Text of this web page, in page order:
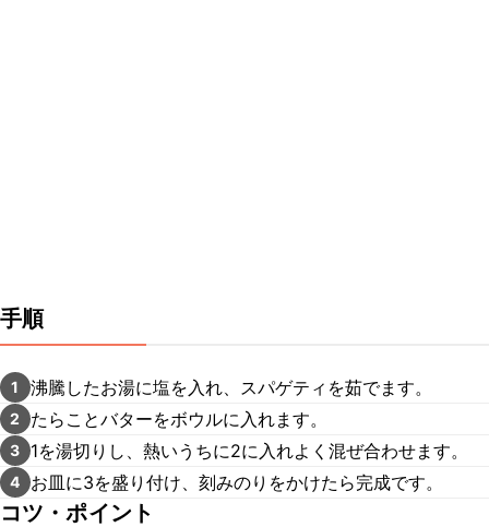
手順
1 沸騰したお湯に塩を入れ、スパゲティを茹でます。
2 たらことバターをボウルに入れます。
3 1を湯切りし、熱いうちに2に入れよく混ぜ合わせます。
4 お皿に3を盛り付け、刻みのりをかけたら完成です。
コツ・ポイント